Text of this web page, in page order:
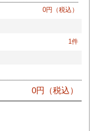
0円（税込）
1件
0円（税込）